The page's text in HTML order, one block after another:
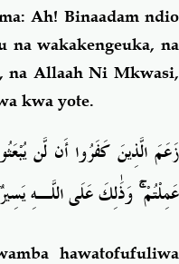
Ah! Binaadam ndio
na wakakengeuka, na
na Allaah Ni Mkwasi,
kwa yote.
زَعَمَ الَّذِينَ كَفَرُوا أَن لَّن
عَمِلْتُمْۚوَذَٰلِكَ عَلَى اللَّـهِ يَسِيرٌ
hawatofufuliwa